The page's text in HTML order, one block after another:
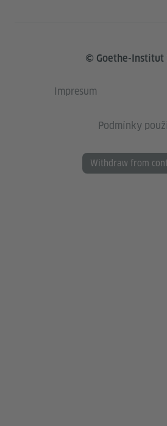
© Goethe-Institut
Impresum
Podmínky
Withdraw from